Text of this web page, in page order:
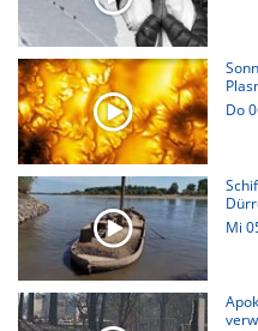
Do
Mi